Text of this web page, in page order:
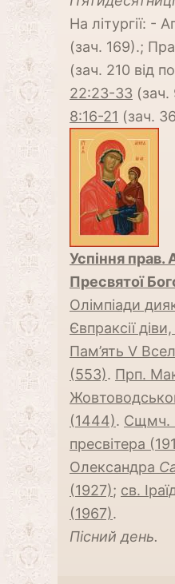
На літургії: -
(зач. 169).;
(зач. 210 від
22:23-33 (зач.
8:16-21 (зач.
Успіння прав.
Пресвятої
Олімпіади
Євпраксії
Пам’ять V
(553). Прп.
(1444). Сщмч.
пресвітера
Олександра
(1927); св.
(1967).
Пісний день.